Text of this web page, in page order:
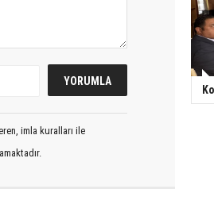
imla kuralları ile